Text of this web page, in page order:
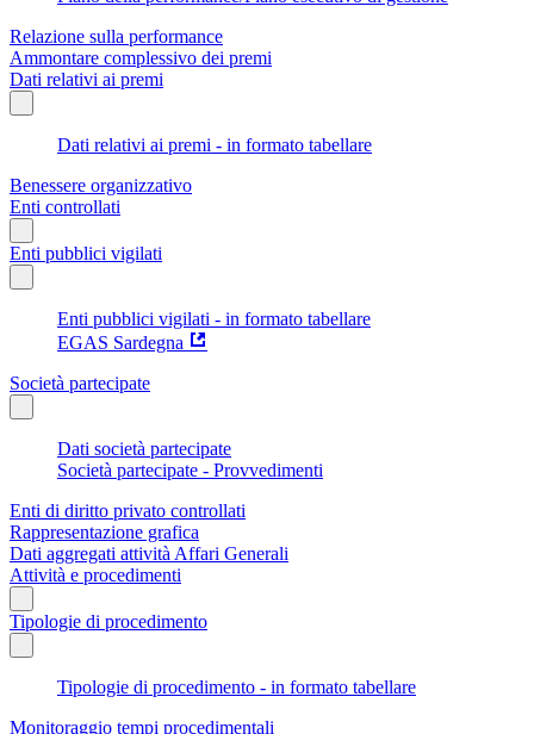
Relazione sulla performance
Ammontare complessivo dei premi
Dati relativi ai premi
Dati relativi ai premi - in formato tabellare
Benessere organizzativo
Enti controllati
Enti pubblici vigilati
Enti pubblici vigilati - in formato tabellare
EGAS Sardegna
Società partecipate
Dati società partecipate
Società partecipate - Provvedimenti
Enti di diritto privato controllati
Rappresentazione grafica
Dati aggregati attività Affari Generali
Attività e procedimenti
Tipologie di procedimento
Tipologie di procedimento - in formato tabellare
Monitoraggio tempi procedimentali